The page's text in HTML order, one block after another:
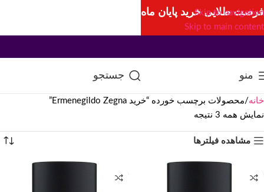
Skip to navigation
Skip to main content
منو جستجو
خانه محصولات برچسب خورده “خرید Ermenegildo Zegna”
نمایش همه 3 نتیجه
مشاهده فیلترها
فرصت طلایی خرید پایان ماه